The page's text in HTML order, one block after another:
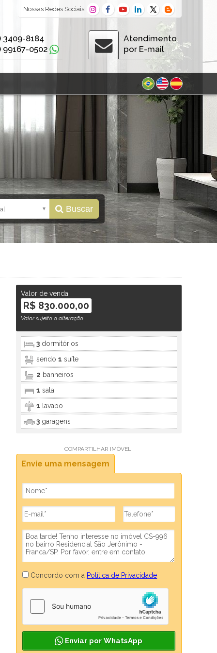
3409-8184
99167-0502
Atendimento
por E-mail
Nossas Redes Sociais
Buscar
Valor de venda:
R$ 830.000,00
Valor sujeito a alteração
3 dormitórios
sendo1 suíte
2 banheiros
1 sala
1 lavabo
3 garagens
COMPARTILHAR IMÓVEL:
Envie uma mensagem
Concordo com a Política de Privacidade
Enviar por WhatsApp